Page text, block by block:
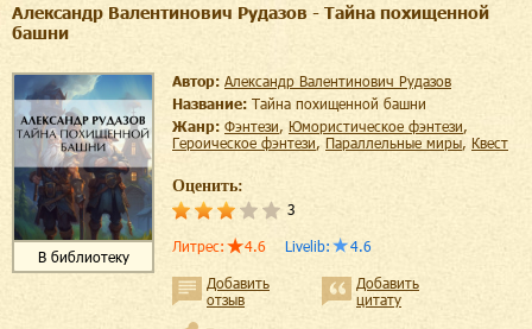
Александр Валентинович Рудазов - Тайна похищенной
башни
В библиотеку
Автор: Александр Валентинович Рудазов
Название: Тайна похищенной башни
Жанр:
фэнтези, юмористическое фэнтези,
героическое фэнтези, параллельные миры, квест
Оценить:
3
Литрес: 4.6 Livelib: 4.6
Добавить
отзыв
Добавить
цитату